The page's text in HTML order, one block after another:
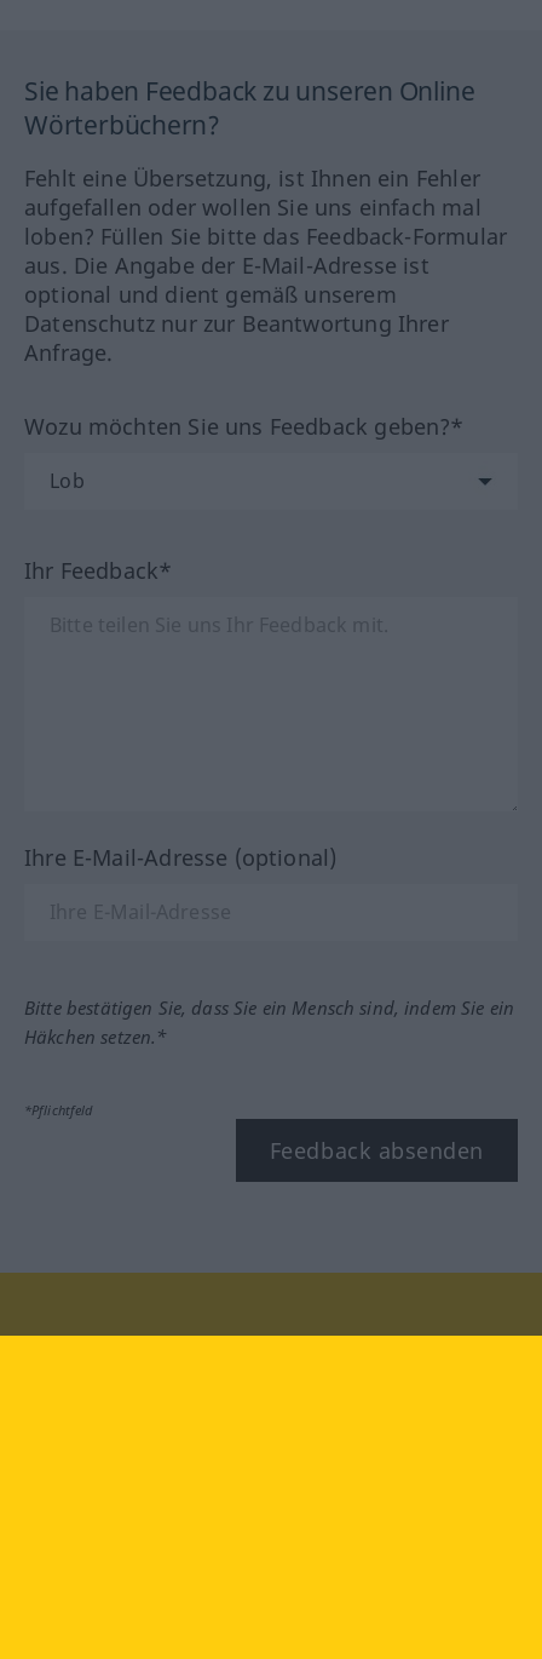
Sie haben Feedback zu unseren Online
Wörterbüchern?
Fehlt eine Übersetzung, ist Ihnen ein Fehler
aufgefallen oder wollen Sie uns einfach mal
loben? Füllen Sie bitte das Feedback-Formular
aus. Die Angabe der E-Mail-Adresse ist
optional und dient gemäß unserem
Datenschutz nur zur Beantwortung Ihrer
Anfrage.
Wozu möchten Sie uns Feedback geben?*
Ihr Feedback*
Ihre E-Mail-Adresse (optional)
Bitte bestätigen Sie, dass Sie ein Mensch sind, indem Sie ein
Häkchen setzen.*
*Pflichtfeld
Feedback absenden